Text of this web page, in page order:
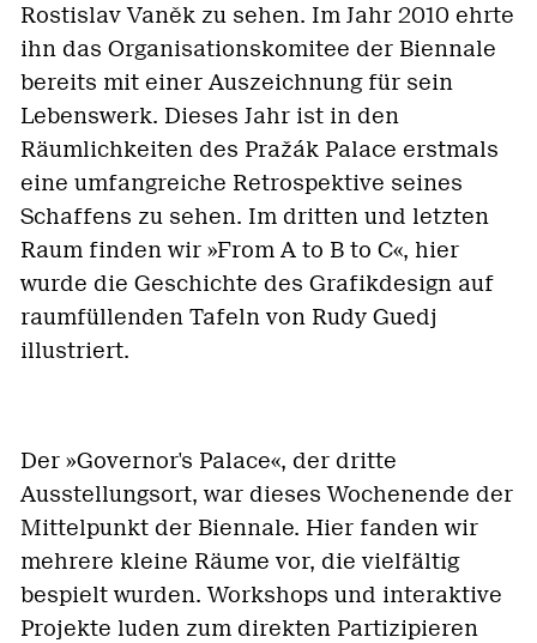
Rostislav Vaněk zu sehen. Im Jahr 2010 ehrte
ihn das Organisationskomitee der Biennale
bereits mit einer Auszeichnung für sein
Lebenswerk. Dieses Jahr ist in den
Räumlichkeiten des Pražák Palace erstmals
eine umfangreiche Retrospektive seines
Schaffens zu sehen. Im dritten und letzten
Raum finden wir »From A to B to C«, hier
wurde die Geschichte des Grafikdesign auf
raumfüllenden Tafeln von Rudy Guedj
illustriert.
Der »Governor's Palace«, der dritte
Ausstellungsort, war dieses Wochenende der
Mittelpunkt der Biennale. Hier fanden wir
mehrere kleine Räume vor, die vielfältig
bespielt wurden. Workshops und interaktive
Projekte luden zum direkten Partizipieren